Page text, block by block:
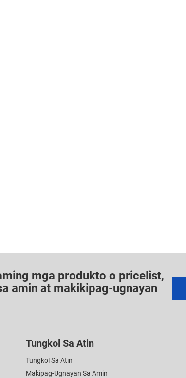
mga produkto o pricelist,
amin at makikipag-ugnayan
Tungkol Sa Atin
Tungkol Sa Atin
Makipag-Ugnayan Sa Amin